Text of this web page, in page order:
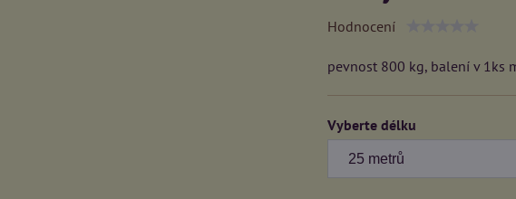
Hodnocení
pevnost 800 kg, balení v 1ks
Vyberte délku